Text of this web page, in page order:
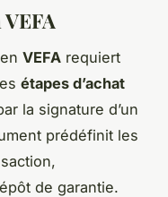
VEFA requiert
étapes d’achat
la signature d’un
prédéfinit les
de garantie.